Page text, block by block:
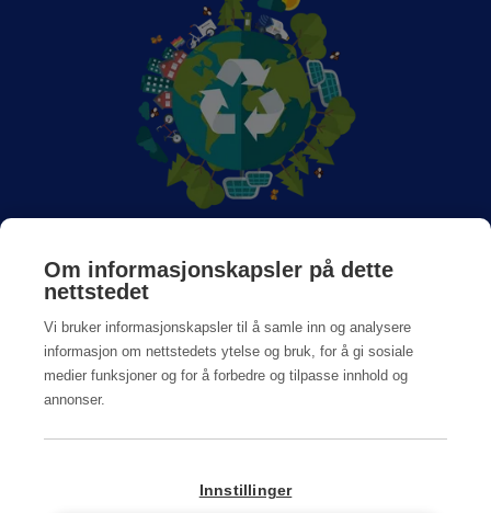
Personvern og Cookiepolicy
Om informasjonskapsler på dette
nettstedet
Vi bruker informasjonskapsler til å samle inn og analysere
informasjon om nettstedets ytelse og bruk, for å gi sosiale
medier funksjoner og for å forbedre og tilpasse innhold og
annonser.
Innstillinger